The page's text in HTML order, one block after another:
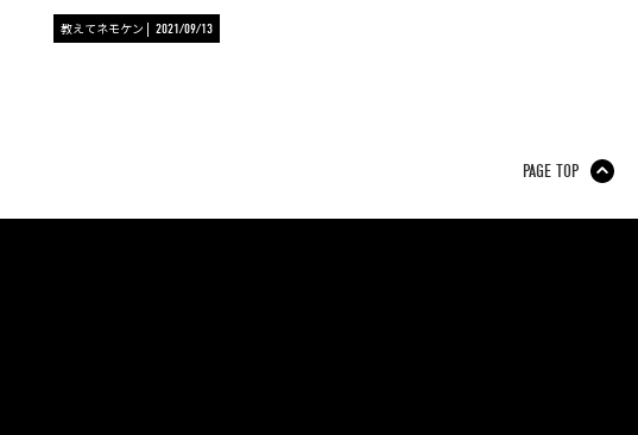
教えてネモケン 2021/09/13
PAGE TOP